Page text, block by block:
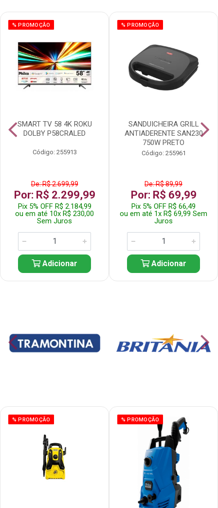
% PROMOÇÃO
SMART TV 58 4K ROKU
DOLBY P58CRALED
Código: 255913
De: R$ 2.699,99
Por: R$ 2.299,99
Pix 5% OFF R$ 2.184,99
ou em até 10x R$ 230,00
Sem Juros
Adicionar
% PROMOÇÃO
SANDUICHEIRA GRILL
ANTIADERENTE SAN230
750W PRETO
Código: 255961
De: R$ 89,99
Por: R$ 69,99
Pix 5% OFF R$ 66,49
ou em até 1x R$ 69,99 Sem
Juros
Adicionar
% PROMOÇÃO % PROMOÇÃO